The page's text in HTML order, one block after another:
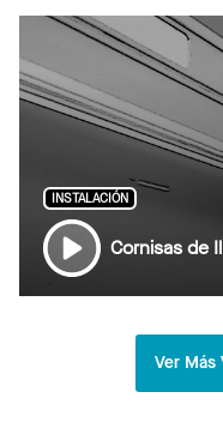
INSTALACIÓN
Cornisas de
Ver Más